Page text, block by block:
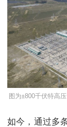
图为±800千伏特高
如今，通过多